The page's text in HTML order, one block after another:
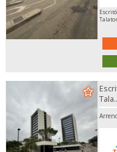
Escritório em